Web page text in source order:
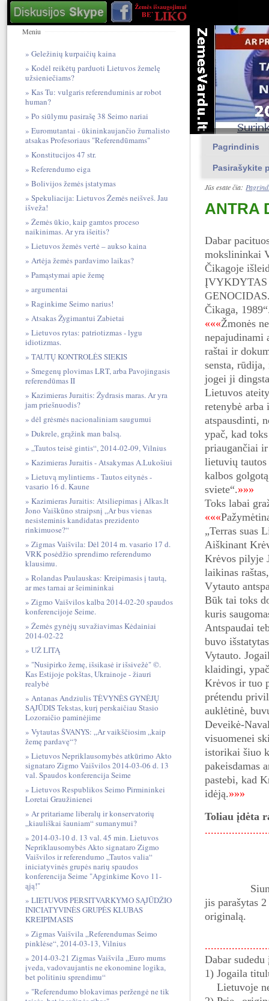
Pagrindinis
Pasirašykite
Jūs esate čia:
ANTRA
Dabar
mokslininkai
Čikagoje
Čikaga,
«««Žmonės
nepajudinami
raštai ir
sensta,
jogei ji
Lietuvos
retenybė
atspausdinti,
ypač, kad
priaugančiai
lietuvių
kalbos
sviete“.»»»
Toks labai
«««
„Terras suas
Aiškinant
Krėvos pilyje
laikinas
Vytauto
Būk tai toks
kuris
Antspaudai
buvo
Vytauto.
klaidingi,
Krėvos ir tuo
prétendu
auklėtinė,
Deveikė-
visuomenei
istorikai šiuo
pakeisdamas
pastebi, kad
idėją.»»»
Toliau įdėta
jis parašytas
originalą.
Dabar
1) Jogaila
Lietuvoje
Meniu
Geležinių kurpaičių kaina
Kodėl reikėtų parduoti Lietuvos žemelę
užsieniečiams?
Kas Tu: vulgari​s referendum​inis ar robot
human?
Po siūlymu pasirašę 38 Seimo nariai
Euromutantai - ūkininkaujančio žurnalisto
atsakas Profesoriaus "Referendūmams"
Konstitucijos 47 str.
Referendumo eiga
Bolivijos žemės įstatymas
Spekuliacija: Lietuvos Žemės neišveš. Jau
išveža!
Žemės ūkio, kaip gamtos proceso
naikinimas. Ar yra išeitis?
Lietuvos žemės vertė – aukso kaina
Artėja žemės pardavimo laikas?
Pamąstymai apie žemę
argumentai
Raginkime Seimo narius!
Atsakas Žygimantui Zabietai
Lietuvos rytas: patriotizmas - lygu
idiotizmas.
TAUTŲ KONTROLĖS SIEKIS
Smegenų plovimas LRT, arba Pavojingasis
referendūmas II
Kazimieras Juraitis: Žydrasis maras. Ar yra
jam priešnuodis?
dėl grėsmės nacionaliniam saugumui
Dukrele, grąžink man balsą.
„Tautos teisė gintis“, 2014-02-09, Vilnius
Kazimieras Juraitis - Atsakymas A.Lukošiui
Lietuvą mylintiems - Tautos eitynės -
vasario 16 d. Kaune
Kazimieras Juraitis: Atsiliepimas į Alkas.lt
Jono Vaiškūno straipsnį „Ar bus vienas
nesisteminis kandidatas prezidento
rinkimuose?“
Zigmas Vaišvila: Dėl 2014 m. vasario 17 d.
VRK posėdžio sprendimo referendumo
klausimu.
Rolandas Paulauskas: Kreipimasis į tautą,
ar mes tarnai ar šeimininkai
Zigmo Vaišvilos kalba 2014-02-20 spaudos
konferencijoje Seime.
Žemės gynėjų suvažiavimas Kėdainiai
2014-02-22
UŽ LITĄ
"Nusipirko žemę, išsikasė ir išsivežė" ©.
Kas Estijoje pokštas, Ukrainoje - žiauri
realybė
Antanas Andziulis TĖVYNĖS GYNĖJŲ
SĄJŪDIS Tekstas, kurį perskaičiau Stasio
Lozoraičio paminėjime
Vytautas ŠVANYS: „Ar vaikščiosim „kaip
žemę pardavę“?
Lietuvos Nepriklausomybės atkūrimo Akto
signataro Zigmo Vaišvilos 2014-03-06 d. 13
val. Spaudos konferencija Seime
Lietuvos Respublikos Seimo Pirmininkei
Loretai Graužinienei
Ar pritariame liberalų ir konservatorių
„kiauliškai šauniam“ sumanymui?
2014-03-10 d. 13 val. 45 min. Lietuvos
Nepriklausomybės Akto signataro Zigmo
Vaišvilos ir referendumo „Tautos valia“
iniciatyvinės grupės narių spaudos
konferencija Seime "Apginkime Kovo 11-
ąją!"
LIETUVOS PERSITVARKYMO SĄJŪDŽIO
INICIATYVINĖS GRUPĖS KLUBAS
KREIPIMASIS
Zigmas Vaišvila „Referendumas Seimo
pinklėse“, 2014-03-13, Vilnius
2014-03-21 Zigmas Vaišvila „Euro mums
įveda, vadovaujantis ne ekonomine logika,
bet politiniu sprendimu“
"Referendumo blokavimas peržengė ne tik